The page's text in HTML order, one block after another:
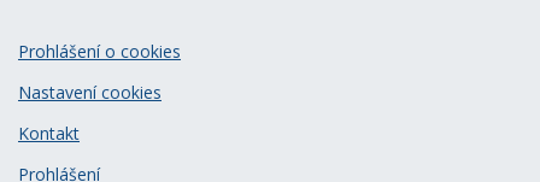
Prohlášení o cookies
Nastavení cookies
Kontakt
Prohlášení